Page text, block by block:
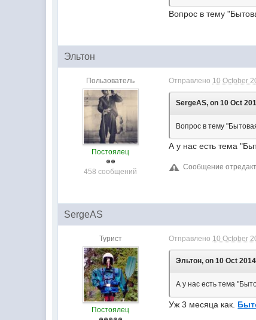
Вопрос в тему
Эльтон
Пользователь
Постоялец
458 сообщений
Отправлено 10 October
SergeAS, on 10 Oct
Вопрос в тему
А у нас есть тема
Сообщение
SergeAS
Турист
Постоялец
Отправлено 10 October
Эльтон, on 10 Oct
А у нас есть тема
Уж 3 месяца как.